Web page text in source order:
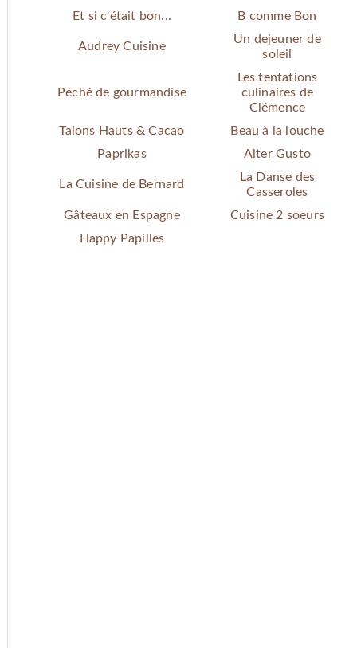
Et si c'était bon...
B comme Bon
Audrey Cuisine
Un dejeuner de
soleil
Péché de gourmandise
Les tentations
culinaires de
Clémence
Talons Hauts & Cacao
Beau à la louche
Paprikas
Alter Gusto
La Cuisine de Bernard
La Danse des
Casseroles
Gâteaux en Espagne
Cuisine 2 soeurs
Happy Papilles